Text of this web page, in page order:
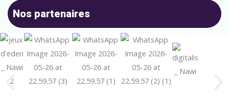
Nos partenaires